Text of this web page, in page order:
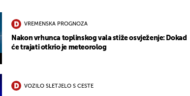
VREMENSKA PROGNOZA
Nakon vrhunca toplinskog vala stiže osvježenje: Dokad
će trajati otkrio je meteorolog
VOZILO SLETJELO S CESTE